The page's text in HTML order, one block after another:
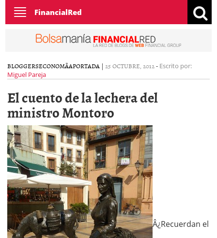
Toggle
navigation
FinancialRed
BLOGGERSECONOMÃ­APORTADA | 25 OCTUBRE, 2012- Escrito por:
Miguel Pareja
El cuento de la lechera del
ministro Montoro
Â¿Recuerdan el